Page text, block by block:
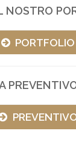
NOSTRO
PORTFOLIO